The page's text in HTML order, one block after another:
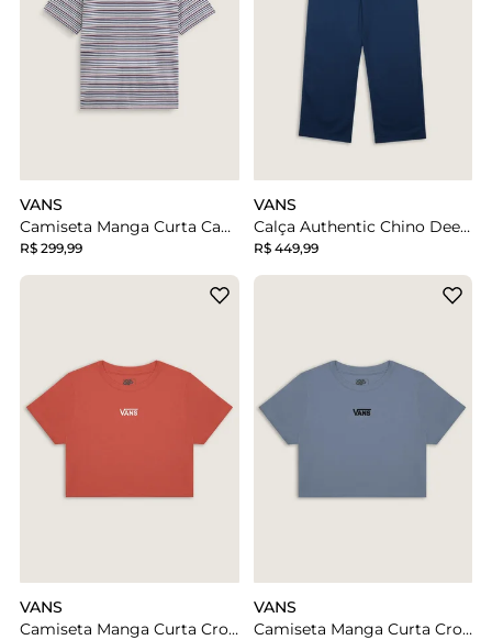
VANS
Camiseta Manga Curta Cameron Stripe Parisian Night Cement Heather
R$ 299,99
VANS
Calça Authentic Chino Deep Indigo
R$ 449,99
VANS
Camiseta Manga Curta Cropped Flying V Crimson Haze
VANS
Camiseta Manga Curta Cropped Flying V Glacial Slate